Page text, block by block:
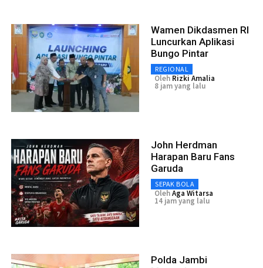
Wamen Dikdasmen RI
Luncurkan Aplikasi
Bungo Pintar
REGIONAL
Oleh Rizki Amalia
8 jam yang lalu
John Herdman
Harapan Baru Fans
Garuda
SEPAK BOLA
OlehAga Witarsa
14 jam yang lalu
Polda Jambi